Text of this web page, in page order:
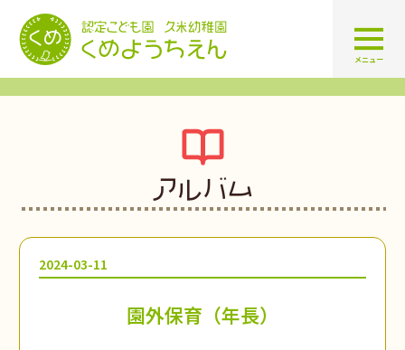
認定こども園 学校法人久米幼
メニュー
アルバム
2024-03-11
園外保育（年長）